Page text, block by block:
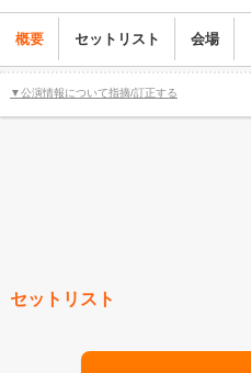
概要 セットリスト 会場
▼公演情報について指摘/訂正する
セットリスト